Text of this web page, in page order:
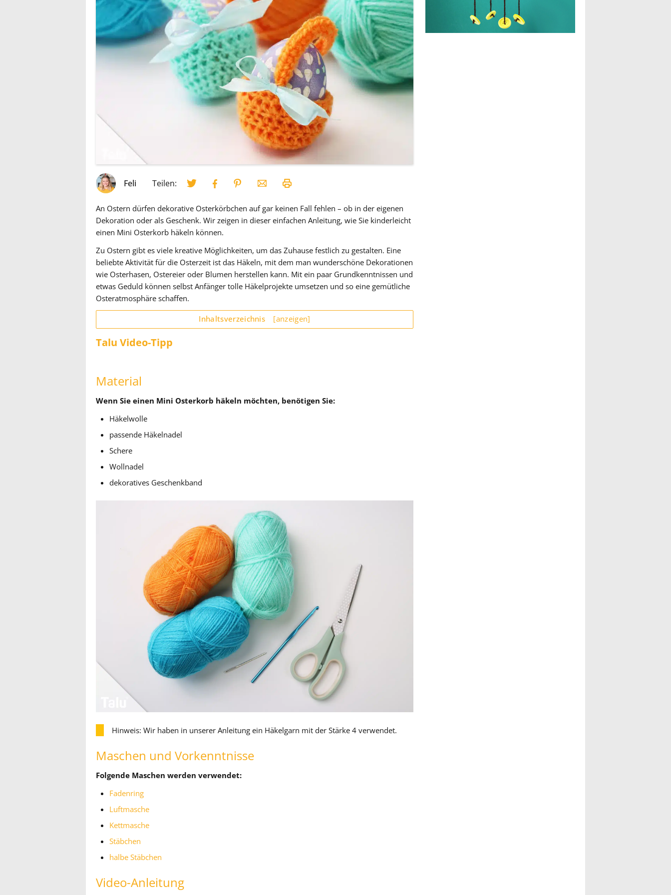
Feli Teilen:
An Ostern dürfen dekorative Osterkörbchen auf gar keinen Fall fehlen – ob in der eigenen
Dekoration oder als Geschenk. Wir zeigen in dieser einfachen Anleitung, wie Sie kinderleicht
einen Mini Osterkorb häkeln können.
Zu Ostern gibt es viele kreative Möglichkeiten, um das Zuhause festlich zu gestalten. Eine
beliebte Aktivität für die Osterzeit ist das Häkeln, mit dem man wunderschöne Dekorationen
wie Osterhasen, Ostereier oder Blumen herstellen kann. Mit ein paar Grundkenntnissen und
etwas Geduld können selbst Anfänger tolle Häkelprojekte umsetzen und so eine gemütliche
Osteratmosphäre schaffen.
Inhaltsverzeichnis [anzeigen]
Talu Video-Tipp
Material
Wenn Sie einen Mini Osterkorb häkeln möchten, benötigen Sie:
Häkelwolle
passende Häkelnadel
Schere
Wollnadel
dekoratives Geschenkband
Hinweis: Wir haben in unserer Anleitung ein Häkelgarn mit der Stärke 4 verwendet.
Maschen und Vorkenntnisse
Folgende Maschen werden verwendet:
Fadenring
Luftmasche
Kettmasche
Stäbchen
halbe Stäbchen
Video-Anleitung